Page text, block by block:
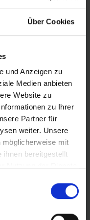
Über Cookies
und Anzeigen zu
Medien anbieten
Website zu
zu Ihrer
Partner für
weiter. Unsere
möglicherweise mit
ihnen bereitgestellt
und sensibler
den Motion Super
Bruder des
Belastungen an
konstruiert. Dabei
außerdem eine
Pannenschutz mit
je nach
X bis zu 120